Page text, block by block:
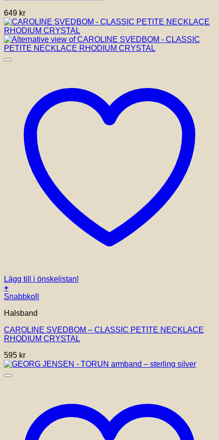
649 kr
Lägg till i önskelistan!
+
Snabbkoll
Halsband
CAROLINE SVEDBOM – CLASSIC PETITE NECKLACE
RHODIUM CRYSTAL
595 kr